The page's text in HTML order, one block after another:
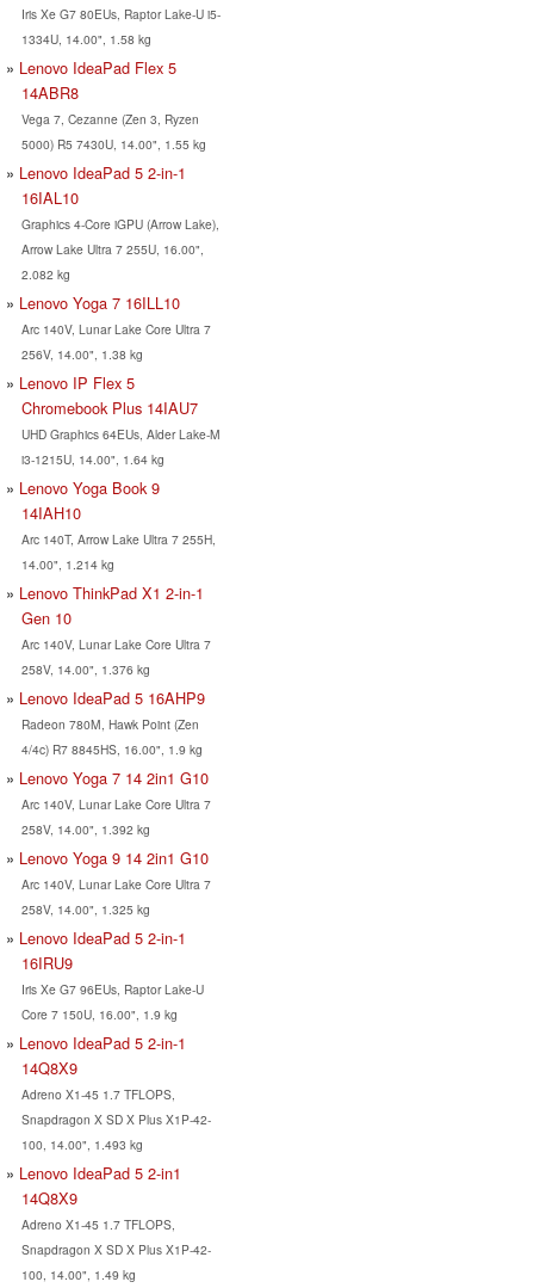
Iris Xe G7 80EUs, Raptor Lake-U i5-
1334U, 14.00", 1.58 kg
Lenovo IdeaPad Flex 5
14ABR8
Vega 7, Cezanne (Zen 3, Ryzen
5000) R5 7430U, 14.00", 1.55 kg
Lenovo IdeaPad 5 2-in-1
16IAL10
Graphics 4-Core iGPU (Arrow Lake),
Arrow Lake Ultra 7 255U, 16.00",
2.082 kg
Lenovo Yoga 7 16ILL10
Arc 140V, Lunar Lake Core Ultra 7
256V, 14.00", 1.38 kg
Lenovo IP Flex 5
Chromebook Plus 14IAU7
UHD Graphics 64EUs, Alder Lake-M
i3-1215U, 14.00", 1.64 kg
Lenovo Yoga Book 9
14IAH10
Arc 140T, Arrow Lake Ultra 7 255H,
14.00", 1.214 kg
Lenovo ThinkPad X1 2-in-1
Gen 10
Arc 140V, Lunar Lake Core Ultra 7
258V, 14.00", 1.376 kg
Lenovo IdeaPad 5 16AHP9
Radeon 780M, Hawk Point (Zen
4/4c) R7 8845HS, 16.00", 1.9 kg
Lenovo Yoga 7 14 2in1 G10
Arc 140V, Lunar Lake Core Ultra 7
258V, 14.00", 1.392 kg
Lenovo Yoga 9 14 2in1 G10
Arc 140V, Lunar Lake Core Ultra 7
258V, 14.00", 1.325 kg
Lenovo IdeaPad 5 2-in-1
16IRU9
Iris Xe G7 96EUs, Raptor Lake-U
Core 7 150U, 16.00", 1.9 kg
Lenovo IdeaPad 5 2-in-1
14Q8X9
Adreno X1-45 1.7 TFLOPS,
Snapdragon X SD X Plus X1P-42-
100, 14.00", 1.493 kg
Lenovo IdeaPad 5 2-in1
14Q8X9
Adreno X1-45 1.7 TFLOPS,
Snapdragon X SD X Plus X1P-42-
100, 14.00", 1.49 kg